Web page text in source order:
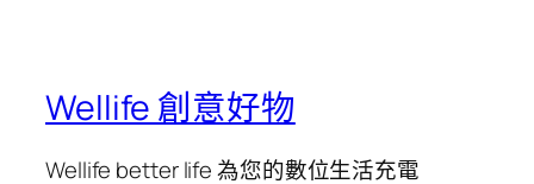
Wellife 創意好物
Wellife better life 為您的數位生活充電